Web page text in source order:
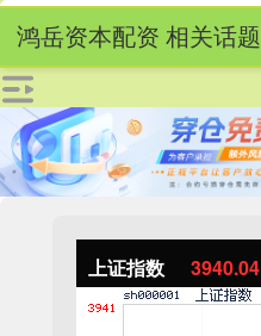
上证指数 3940.04
鸿岳资本配资 相关话题